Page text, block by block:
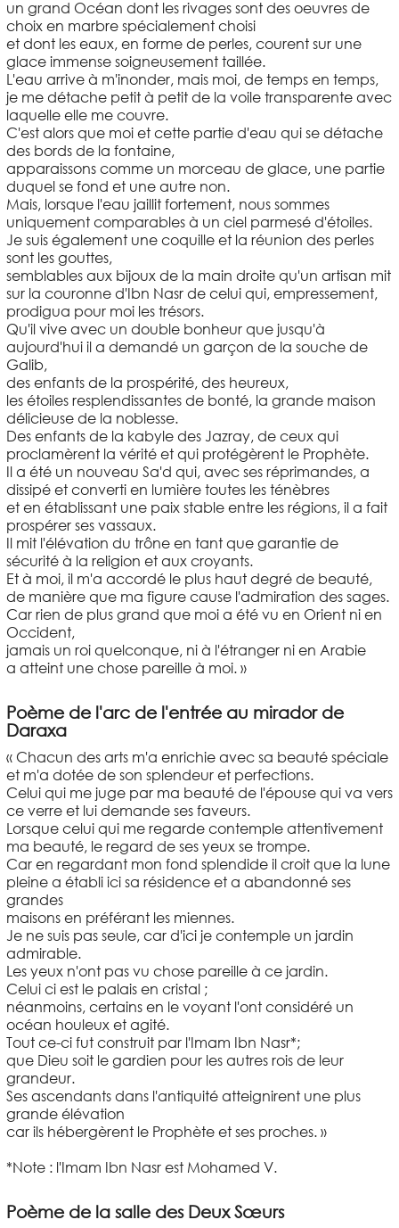
un grand Océan dont les rivages sont des oeuvres de
choix en marbre spécialement choisi
et dont les eaux, en forme de perles, courent sur une
glace immense soigneusement taillée.
L'eau arrive à m'inonder, mais moi, de temps en temps,
je me détache petit à petit de la voile transparente avec
laquelle elle me couvre.
C'est alors que moi et cette partie d'eau qui se détache
des bords de la fontaine,
apparaissons comme un morceau de glace, une partie
duquel se fond et une autre non.
Mais, lorsque l'eau jaillit fortement, nous sommes
uniquement comparables à un ciel parmesé d'étoiles.
Je suis également une coquille et la réunion des perles
sont les gouttes,
semblables aux bijoux de la main droite qu'un artisan mit
sur la couronne d'Ibn Nasr de celui qui, empressement,
prodigua pour moi les trésors.
Qu'il vive avec un double bonheur que jusqu'à
aujourd'hui il a demandé un garçon de la souche de
Galib,
des enfants de la prospérité, des heureux,
les étoiles resplendissantes de bonté, la grande maison
délicieuse de la noblesse.
Des enfants de la kabyle des Jazray, de ceux qui
proclamèrent la vérité et qui protégèrent le Prophète.
Il a été un nouveau Sa'd qui, avec ses réprimandes, a
dissipé et converti en lumière toutes les ténèbres
et en établissant une paix stable entre les régions, il a fait
prospérer ses vassaux.
Il mit l'élévation du trône en tant que garantie de
sécurité à la religion et aux croyants.
Et à moi, il m'a accordé le plus haut degré de beauté,
de manière que ma figure cause l'admiration des sages.
Car rien de plus grand que moi a été vu en Orient ni en
Occident,
jamais un roi quelconque, ni à l'étranger ni en Arabie
a atteint une chose pareille à moi. »
Poème de l'arc de l'entrée au mirador de
Daraxa
« Chacun des arts m'a enrichie avec sa beauté spéciale
et m'a dotée de son splendeur et perfections.
Celui qui me juge par ma beauté de l'épouse qui va vers
ce verre et lui demande ses faveurs.
Lorsque celui qui me regarde contemple attentivement
ma beauté, le regard de ses yeux se trompe.
Car en regardant mon fond splendide il croit que la lune
pleine a établi ici sa résidence et a abandonné ses
grandes
maisons en préférant les miennes.
Je ne suis pas seule, car d'ici je contemple un jardin
admirable.
Les yeux n'ont pas vu chose pareille à ce jardin.
Celui ci est le palais en cristal ;
néanmoins, certains en le voyant l'ont considéré un
océan houleux et agité.
Tout ce-ci fut construit par l'Imam Ibn Nasr*;
que Dieu soit le gardien pour les autres rois de leur
grandeur.
Ses ascendants dans l'antiquité atteignirent une plus
grande élévation
car ils hébergèrent le Prophète et ses proches. »
*Note : l'Imam Ibn Nasr est Mohamed V.
Poème de la salle des Deux Sœurs